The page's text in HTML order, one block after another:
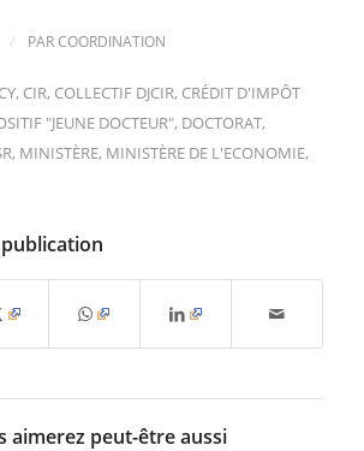
/ PARCOORDINATION
, CIR, COLLECTIF DJCIR, CRÉDIT D'IMPÔT
"JEUNE DOCTEUR", DOCTORAT,
, MINISTÈRE, MINISTÈRE DE L'ECONOMIE,
aimerez peut-être aussi